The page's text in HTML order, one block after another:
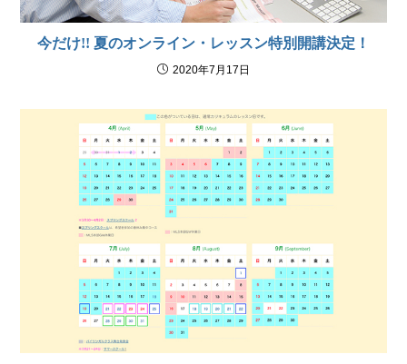
今だけ!! 夏のオンライン・レッスン特別開講決定！
2020年7月17日